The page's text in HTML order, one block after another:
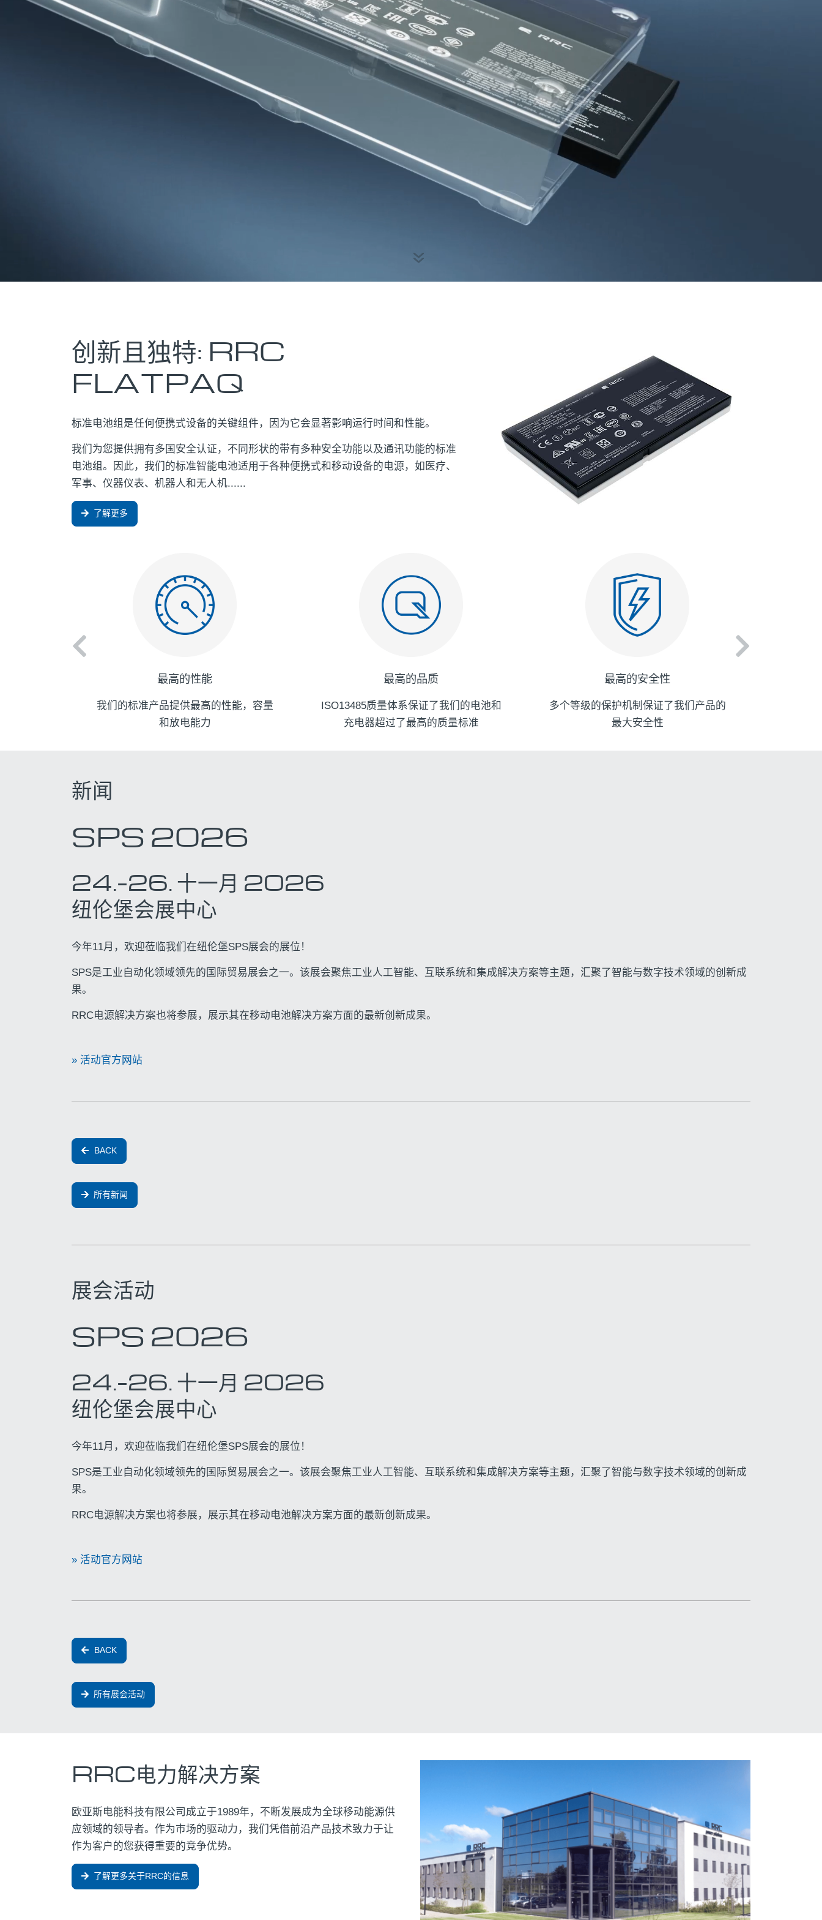
创新且独特: RRC
FLATPAQ
标准电池组是任何便携式设备的关键组件，因为它会显著影响运行时间和性能。
我们为您提供拥有多国安全认证，不同形状的带有多种安全功能以及通讯功能的标准
电池组。因此，我们的标准智能电池适用于各种便携式和移动设备的电源，如医疗、
军事、仪器仪表、机器人和无人机......
了解更多
最高的性能
我们的标准产品提供最高的性能，容量
和放电能力
最高的品质
ISO13485质量体系保证了我们的电池和
充电器超过了最高的质量标准
最高的安全性
多个等级的保护机制保证了我们产品的
最大安全性
新闻
SPS 2026
24.–26.十一月 2026
纽伦堡会展中心
今年11月，欢迎莅临我们在纽伦堡SPS展会的展位！
SPS是工业自动化领域领先的国际贸易展会之一。该展会聚焦工业人工智能、互联系统和集成解决方案等主题，汇聚了智能与数字技术领域的创新成
果。
RRC电源解决方案也将参展，展示其在移动电池解决方案方面的最新创新成果。
» 活动官方网站
BACK
所有新闻
展会活动
SPS 2026
24.–26.十一月 2026
纽伦堡会展中心
今年11月，欢迎莅临我们在纽伦堡SPS展会的展位！
SPS是工业自动化领域领先的国际贸易展会之一。该展会聚焦工业人工智能、互联系统和集成解决方案等主题，汇聚了智能与数字技术领域的创新成
果。
RRC电源解决方案也将参展，展示其在移动电池解决方案方面的最新创新成果。
» 活动官方网站
BACK
所有展会活动
RRC电力解决方案
欧亚斯电能科技有限公司成立于1989年，不断发展成为全球移动能源供
应领域的领导者。作为市场的驱动力，我们凭借前沿产品技术致力于让
作为客户的您获得重要的竞争优势。
了解更多关于RRC的信息